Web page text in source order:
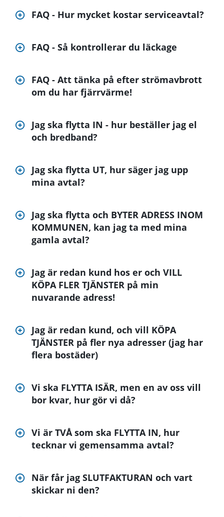
FAQ - Hur mycket kostar serviceavtal?
FAQ - Så kontrollerar du läckage
FAQ - Att tänka på efter strömavbrott
om du har fjärrvärme!
Jag ska flytta IN - hur beställer jag el
och bredband?
Jag ska flytta UT, hur säger jag upp
mina avtal?
Jag ska flytta och BYTER ADRESS INOM
KOMMUNEN, kan jag ta med mina
gamla avtal?
Jag är redan kund hos er och VILL
KÖPA FLER TJÄNSTER på min
nuvarande adress!
Jag är redan kund, och vill KÖPA
TJÄNSTER på fler nya adresser (jag har
flera bostäder)
Vi ska FLYTTA ISÄR, men en av oss vill
bor kvar, hur gör vi då?
Vi är TVÅ som ska FLYTTA IN, hur
tecknar vi gemensamma avtal?
När får jag SLUTFAKTURAN och vart
skickar ni den?